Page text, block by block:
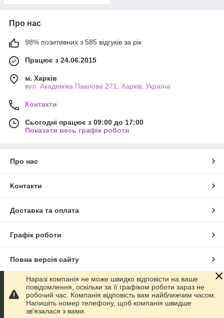
Про нас
98% позитивних з 585 відгуків за рік
Працює з 24.06.2015
м. Харків
вул. Академіка Павлова 271, Харків, Україна
Контакти
Сьогодні працює з 09:00 до 17:00
Показати весь графік роботи
Про нас
Контакти
Доставка та оплата
Графік роботи
Повна версія сайту
Сайт створено на маркетплейсіProm.ua
Політика конфіденційності
Наразі компанія не може швидко відповісти на ваше
повідомлення, оскільки за її графіком роботи зараз не
робочий час. Компанія відповість вам найближчим часом.
Напишіть номер телефону, щоб компанія швидше
зв'язалася з вами.